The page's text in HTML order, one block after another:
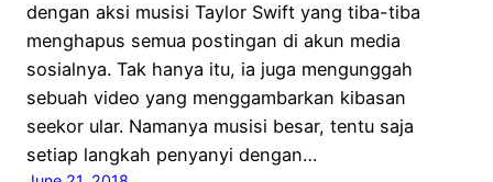
dengan aksi musisi Taylor Swift yang tiba-tiba
menghapus semua postingan di akun media
sosialnya. Tak hanya itu, ia juga mengunggah
sebuah video yang menggambarkan kibasan
seekor ular. Namanya musisi besar, tentu saja
setiap langkah penyanyi dengan…